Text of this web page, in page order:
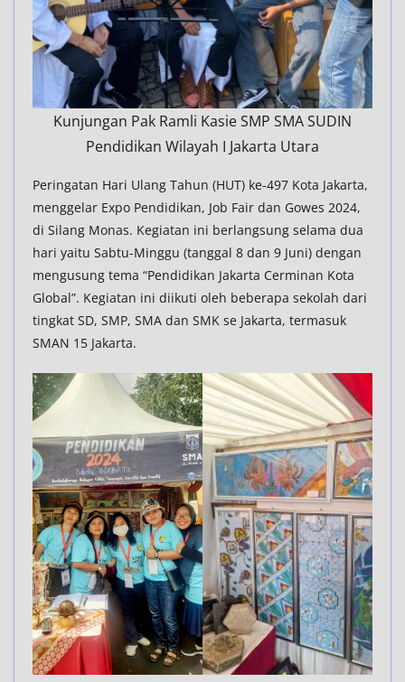
Kunjungan Pak Ramli Kasie SMP SMA SUDIN
Pendidikan Wilayah I Jakarta Utara
Peringatan Hari Ulang Tahun (HUT) ke-497 Kota Jakarta,
menggelar Expo Pendidikan, Job Fair dan Gowes 2024,
di Silang Monas. Kegiatan ini berlangsung selama dua
hari yaitu Sabtu-Minggu (tanggal 8 dan 9 Juni) dengan
mengusung tema “Pendidikan Jakarta Cerminan Kota
Global”. Kegiatan ini diikuti oleh beberapa sekolah dari
tingkat SD, SMP, SMA dan SMK se Jakarta, termasuk
SMAN 15 Jakarta.